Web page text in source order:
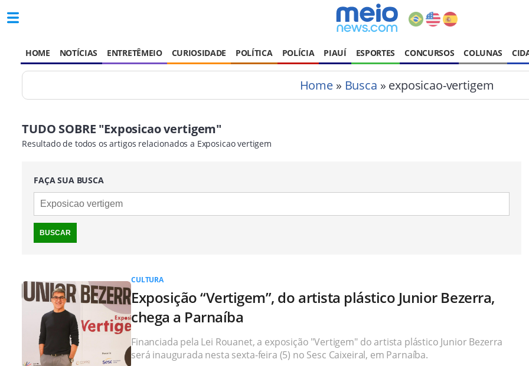
HOME NOTÍCIAS ENTRETÊMEIO CURIOSIDADE POLÍTICA POLÍCIA PIAUÍ ESPORTES CONCURSOS COLUNAS
Home » Busca » exposicao-vertigem
TUDO SOBRE "Exposicao vertigem"
Resultado de todos os artigos relacionados a Exposicao vertigem
FAÇA SUA BUSCA
BUSCAR
CULTURA
Exposição “Vertigem”, do artista plástico Junior Bezerra,
chega a Parnaíba
Financiada pela Lei Rouanet, a exposição "Vertigem" do artista plástico Junior Bezerra
será inaugurada nesta sexta-feira (5) no Sesc Caixeiral, em Parnaíba.